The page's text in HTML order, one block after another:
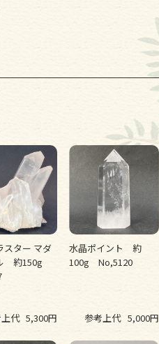
スター マダ
約150g
代 5,300円
水晶ポイント 約
100g No,5120
参考上代 5,000円